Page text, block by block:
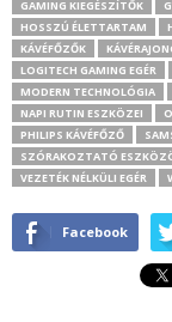
GAMING KIEGÉSZÍTŐK
HOSSZÚ ÉLETTARTAM
KÁVÉFŐZŐK
LOGITECH GAMING EGÉR
MODERN TECHNOLÓGIA
NAPI RUTIN ESZKÖZEI
PHILIPS KÁVÉFŐZŐ
SZÓRAKOZTATÓ
VEZETÉK NÉLKÜLI EGÉR
Facebook